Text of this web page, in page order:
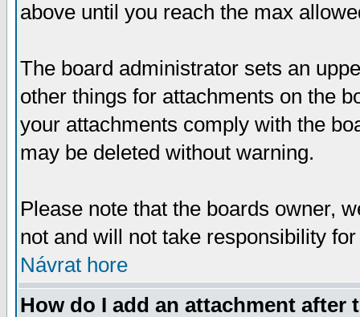
above until you reach the max
The board administrator sets an
other things for attachments on the
your attachments comply with the
may be deleted without warning.
Please note that the boards owner,
not and will not take responsibility
Návrat hore
How do I add an attachment after